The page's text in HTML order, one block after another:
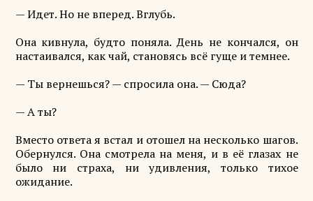
— Идет. Но не вперед. Вглубь.
Она кивнула, будто поняла. День не кончался, он
настаивался, как чай, становясь всё гуще и темнее.
— Ты вернешься? — спросила она. — Сюда?
— А ты?
Вместо ответа я встал и отошел на несколько шагов.
Обернулся. Она смотрела на меня, и в её глазах не
было ни страха, ни удивления, только тихое
ожидание.